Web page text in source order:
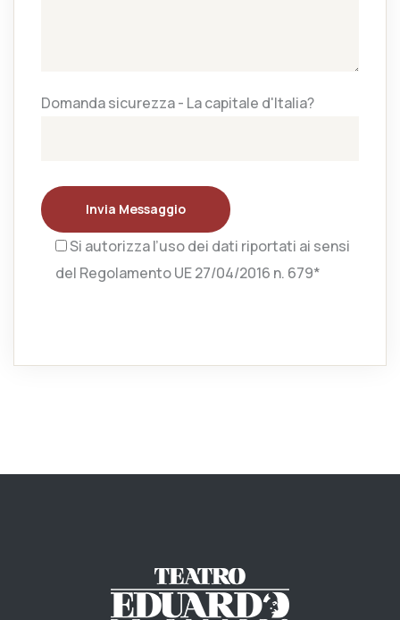
Domanda sicurezza - La capitale d'Italia?
Invia Messaggio
Si autorizza l’uso dei dati riportati ai sensi
del Regolamento UE 27/04/2016 n. 679*